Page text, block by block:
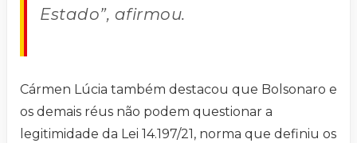
Estado”, afirmou.
Cármen Lúcia também destacou que Bolsonaro e
os demais réus não podem questionar a
legitimidade da Lei 14.197/21, norma que definiu os